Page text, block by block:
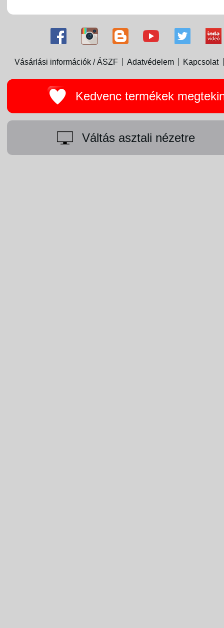
Vásárlási információk / ÁSZF Adatvédelem Kapcsolat
Kedvenc termékek
Váltás asztali nézetre